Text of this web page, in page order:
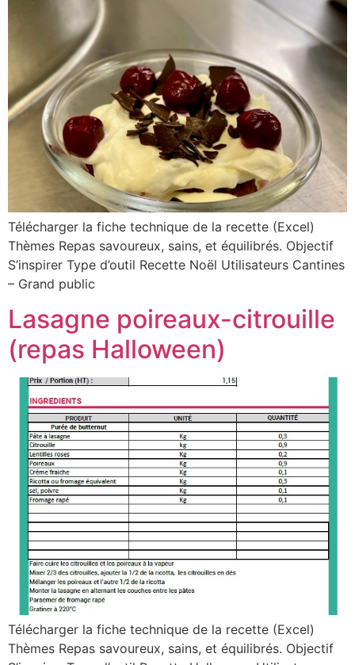
Télécharger la fiche technique de la recette (Excel)
Thèmes Repas savoureux, sains, et équilibrés. Objectif
S’inspirer Type d’outil Recette Noël Utilisateurs Cantines
– Grand public
Lasagne poireaux-citrouille
(repas Halloween)
Télécharger la fiche technique de la recette (Excel)
Thèmes Repas savoureux, sains, et équilibrés. Objectif